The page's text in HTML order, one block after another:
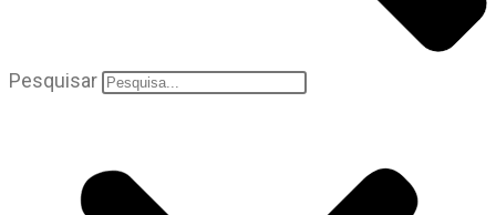
Pesquisar